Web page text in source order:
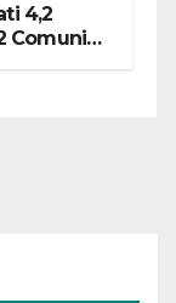
4,2
Comuni